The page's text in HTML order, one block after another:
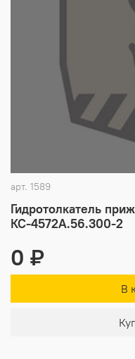
арт. 1589
Гидротолкатель
КС-4572А.56.300-2
0 ₽
В